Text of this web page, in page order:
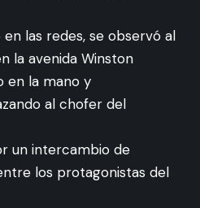
las redes, se observó al
la avenida Winston
en la mano y
al chofer del
un intercambio de
los protagonistas del